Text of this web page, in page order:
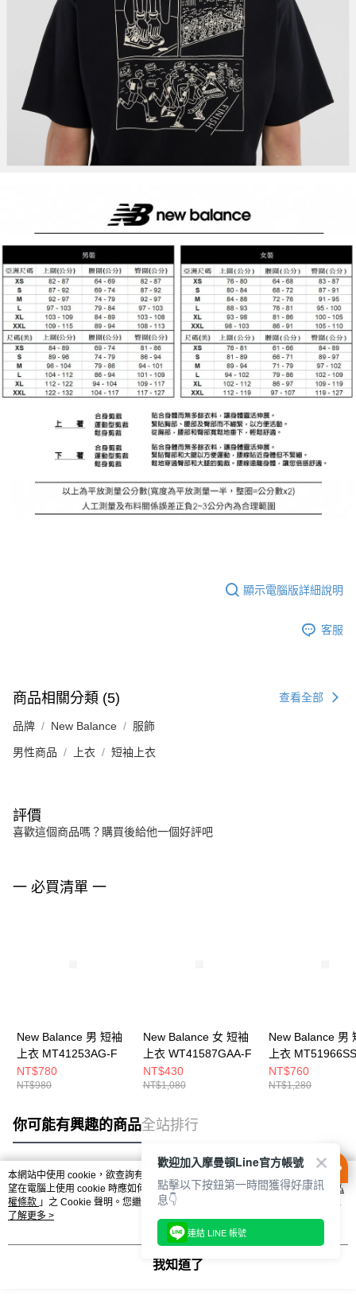
顯示電腦版詳細說明
客服
商品相關分類 (5) 查看全部
品牌 New Balance 服飾
男性商品 上衣 短袖上衣
評價
喜歡這個商品嗎？購買後給他一個好評吧
一 必買清單 一
New Balance 男 短袖
上衣 MT41253AG-F
NT$780
NT$980
New Balance 女 短袖
上衣 WT41587GAA-F
NT$430
NT$1,080
New Balance 男
上衣
NT$760
NT$1,280
你可能有興趣的商品全站排行
熱門標籤
本網站中使用 cookie，欲查詢有關本網站使用 cookie 方式之詳情，及若您不希
望在電腦上使用 cookie 時應如何變更電腦的 cookie 設定，請參閱本網站「
隱私
權條款 」之 Cookie 聲明。您繼續使用本網站即表示您同意本公司得按本網站使
用條款之 Cookie 聲明使用 cookie。
了解更多 >
我知道了
歡迎加入摩曼頓Line官方帳號
點擊以下按鈕第一時間獲得好康訊
息👇
連結 LINE 帳號